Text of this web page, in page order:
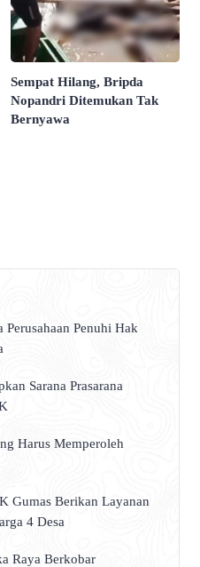
Sempat Hilang, Bripda
Nopandri Ditemukan Tak
Bernyawa
Penuhi Hak
Sarana Prasarana
Harus Memperoleh
Gumas Berikan Layanan
4 Desa
Raya Berkobar